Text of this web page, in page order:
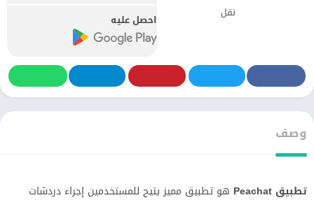
نقل
احصل عليه
وصف
تطبيق Peachat
هو تطبيق مميز يتيح للمستخدمين إجراء دردشات